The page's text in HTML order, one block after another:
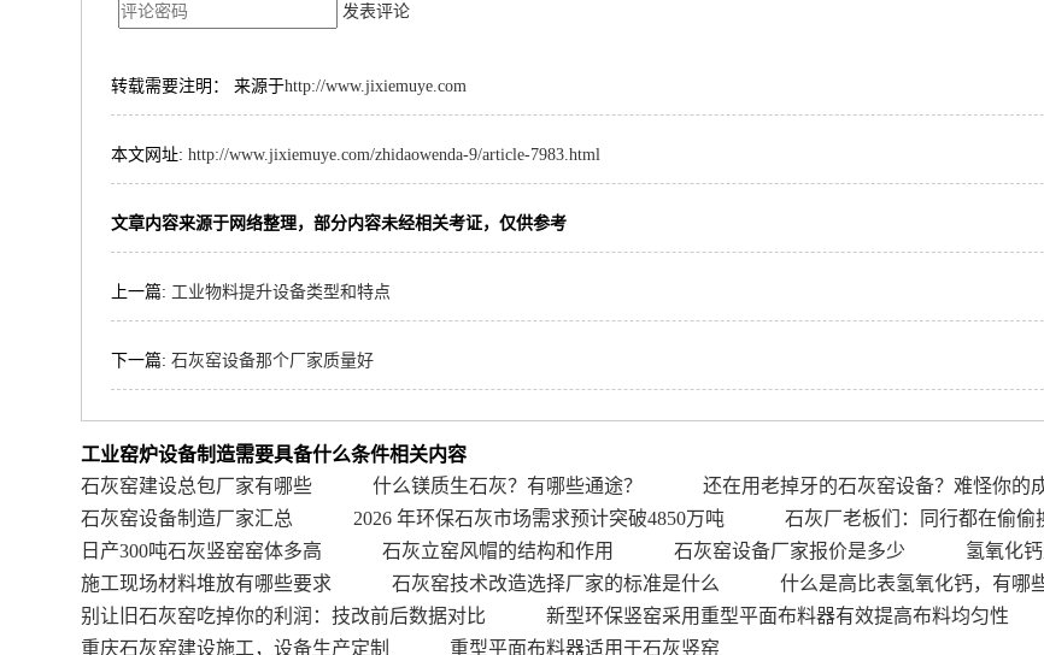
发表评论
转载需要注明： 来源于http://www.jixiemuye.com
本文网址:http://www.jixiemuye.com/zhidaowenda-9/article-7983.html
文章内容来源于网络整理，部分内容未经相关考证，仅供参考
上一篇: 工业物料提升设备类型和特点
下一篇:石灰窑设备那个厂家质量好
工业窑炉设备制造需要具备什么条件相关内容
石灰窑建设总包厂家有哪些
什么镁质生石灰？有哪些通途？ 还在用老掉牙的石灰窑设备？难怪你的
石灰窑设备制造厂家汇总
2026 年环保石灰市场需求预计突破4850万吨
石灰厂老板们：同行都在偷偷
日产300吨石灰竖窑窑体多高
石灰立窑风帽的结构和作用 石灰窑设备厂家报价是多少
氢氧化
施工现场材料堆放有哪些要求
石灰窑技术改造选择厂家的标准是什么 什么是高比表氢氧化钙，有哪
别让旧石灰窑吃掉你的利润：技改前后数据对比
新型环保竖窑采用重型平面布料器有效提高布料均匀性
重庆石灰窑建设施工，设备生产定制
重型平面布料器适用于石灰竖窑